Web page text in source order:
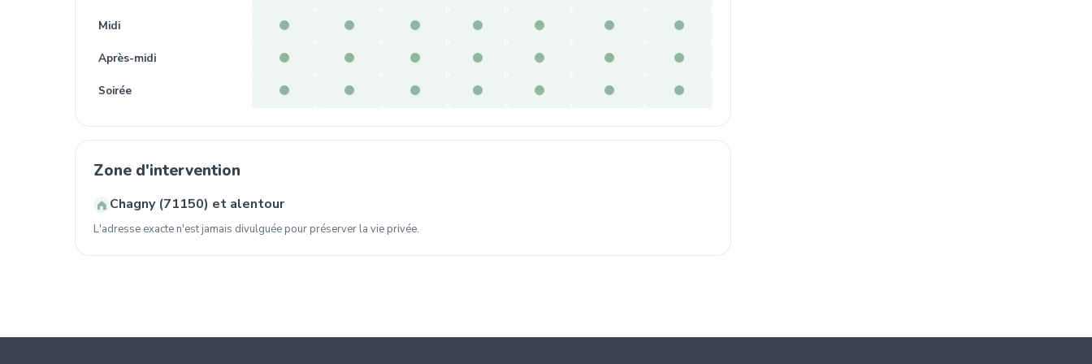
Midi
Après-midi
Soirée
Zone d'intervention
Chagny (71150) et alentour
L'adresse exacte n'est jamais divulguée pour préserver la vie privée.